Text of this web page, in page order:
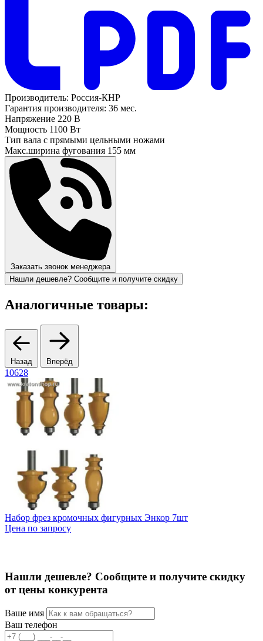
Производитель: Россия-КНР
Гарантия производителя: 36 мес.
Напряжение 220 В
Мощность 1100 Вт
Тип вала с прямыми цельными ножами
Макс.ширина фугования 155 мм
Заказать звонок менеджера
Нашли дешевле? Сообщите и получите скидку
Аналогичные товары:
Назад Вперёд
10628
Набор фрез кромочных фигурных Энкор 7шт
Цена по запросу
Нашли дешевле? Сообщите и получите скидку
от цены конкурента
Ваше имя
Ваш телефон